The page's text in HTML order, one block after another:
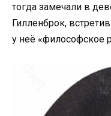
тогда замечали в
Гилленброк,
у неё «философское